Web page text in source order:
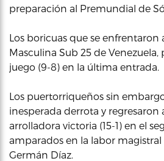
preparación al Premundial de
Los boricuas que se enfrentaron
Masculina Sub 25 de
juego (9-8) en la última entrada.
Los puertorriqueños sin
inesperada derrota y regresaron
arrolladora victoria (15-1) en el
amparados en la labor
Germán Díaz.